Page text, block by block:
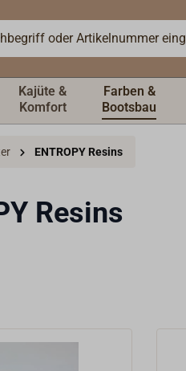
Kajüte &
Komfort
Farben &
Bootsbau
ENTROPY Resins
Resins